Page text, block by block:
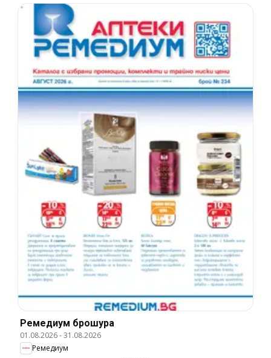
Ремедиум брошура
01.08.2026-31.08.2026
Ремедиум